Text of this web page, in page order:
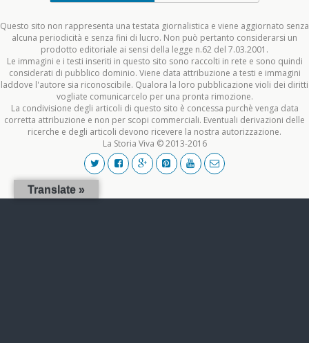
Questo sito non rappresenta una testata giornalistica e viene aggiornato senza
alcuna periodicità e senza fini di lucro. Non può pertanto considerarsi un
prodotto editoriale ai sensi della legge n.62 del 7.03.2001.
Le immagini e i testi inseriti in questo sito sono raccolti in rete e sono quindi
considerati di pubblico dominio. Viene data attribuzione a testi e immagini
laddove l'autore sia riconoscibile. Qualora la loro pubblicazione violi dei diritti
vogliate comunicarcelo per una pronta rimozione.
La condivisione degli articoli di questo sito è concessa purchè venga data
corretta attribuzione e non per scopi commerciali. Eventuali derivazioni delle
ricerche e degli articoli devono ricevere la nostra autorizzazione.
La Storia Viva © 2013-2016
Translate »